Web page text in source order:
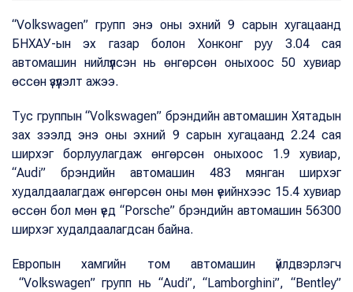
“Volkswagen” групп энэ оны эхний 9 сарын хугацаанд
БНХАУ-ын эх газар болон Хонконг руу 3.04 сая
автомашин нийлүүлсэн нь өнгөрсөн оныхоос 50 хувиар
өссөн үзүүлэлт ажээ.
Тус группын “Volkswagen” брэндийн автомашин Хятадын
зах зээлд энэ оны эхний 9 сарын хугацаанд 2.24 сая
ширхэг борлуулагдаж өнгөрсөн оныхоос 1.9 хувиар,
“Audi” брэндийн автомашин 483 мянган ширхэг
худалдаалагдаж өнгөрсөн оны мөн үеийнхээс 15.4 хувиар
өссөн бол мөн үед “Porsche” брэндийн автомашин 56300
ширхэг худалдаалагдсан байна.
Европын хамгийн том автомашин үйлдвэрлэгч
“Volkswagen” групп нь “Audi”, “Lamborghini”, “Bentley”